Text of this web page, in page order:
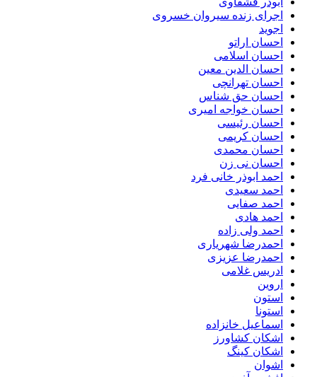
اجرای زنده سیروان خسروی
اجوید
احسان اراتو
احسان اسلامی
احسان الدین معین
احسان تهرانچی
احسان حق شناس
احسان خواجه امیری
احسان رئیسی
احسان کریمی
احسان محمدی
احسان نی زن
احمد ابوذر خانی فرد
احمد سعیدی
احمد صفایی
احمد هادی
احمد ولی زاده
احمدرضا شهریاری
احمدرضا عزیزی
ادریس غلامی
اروین
استون
استونا
اسماعیل خانزاده
اشکان کشاورز
اشکان کینگ
اشوان